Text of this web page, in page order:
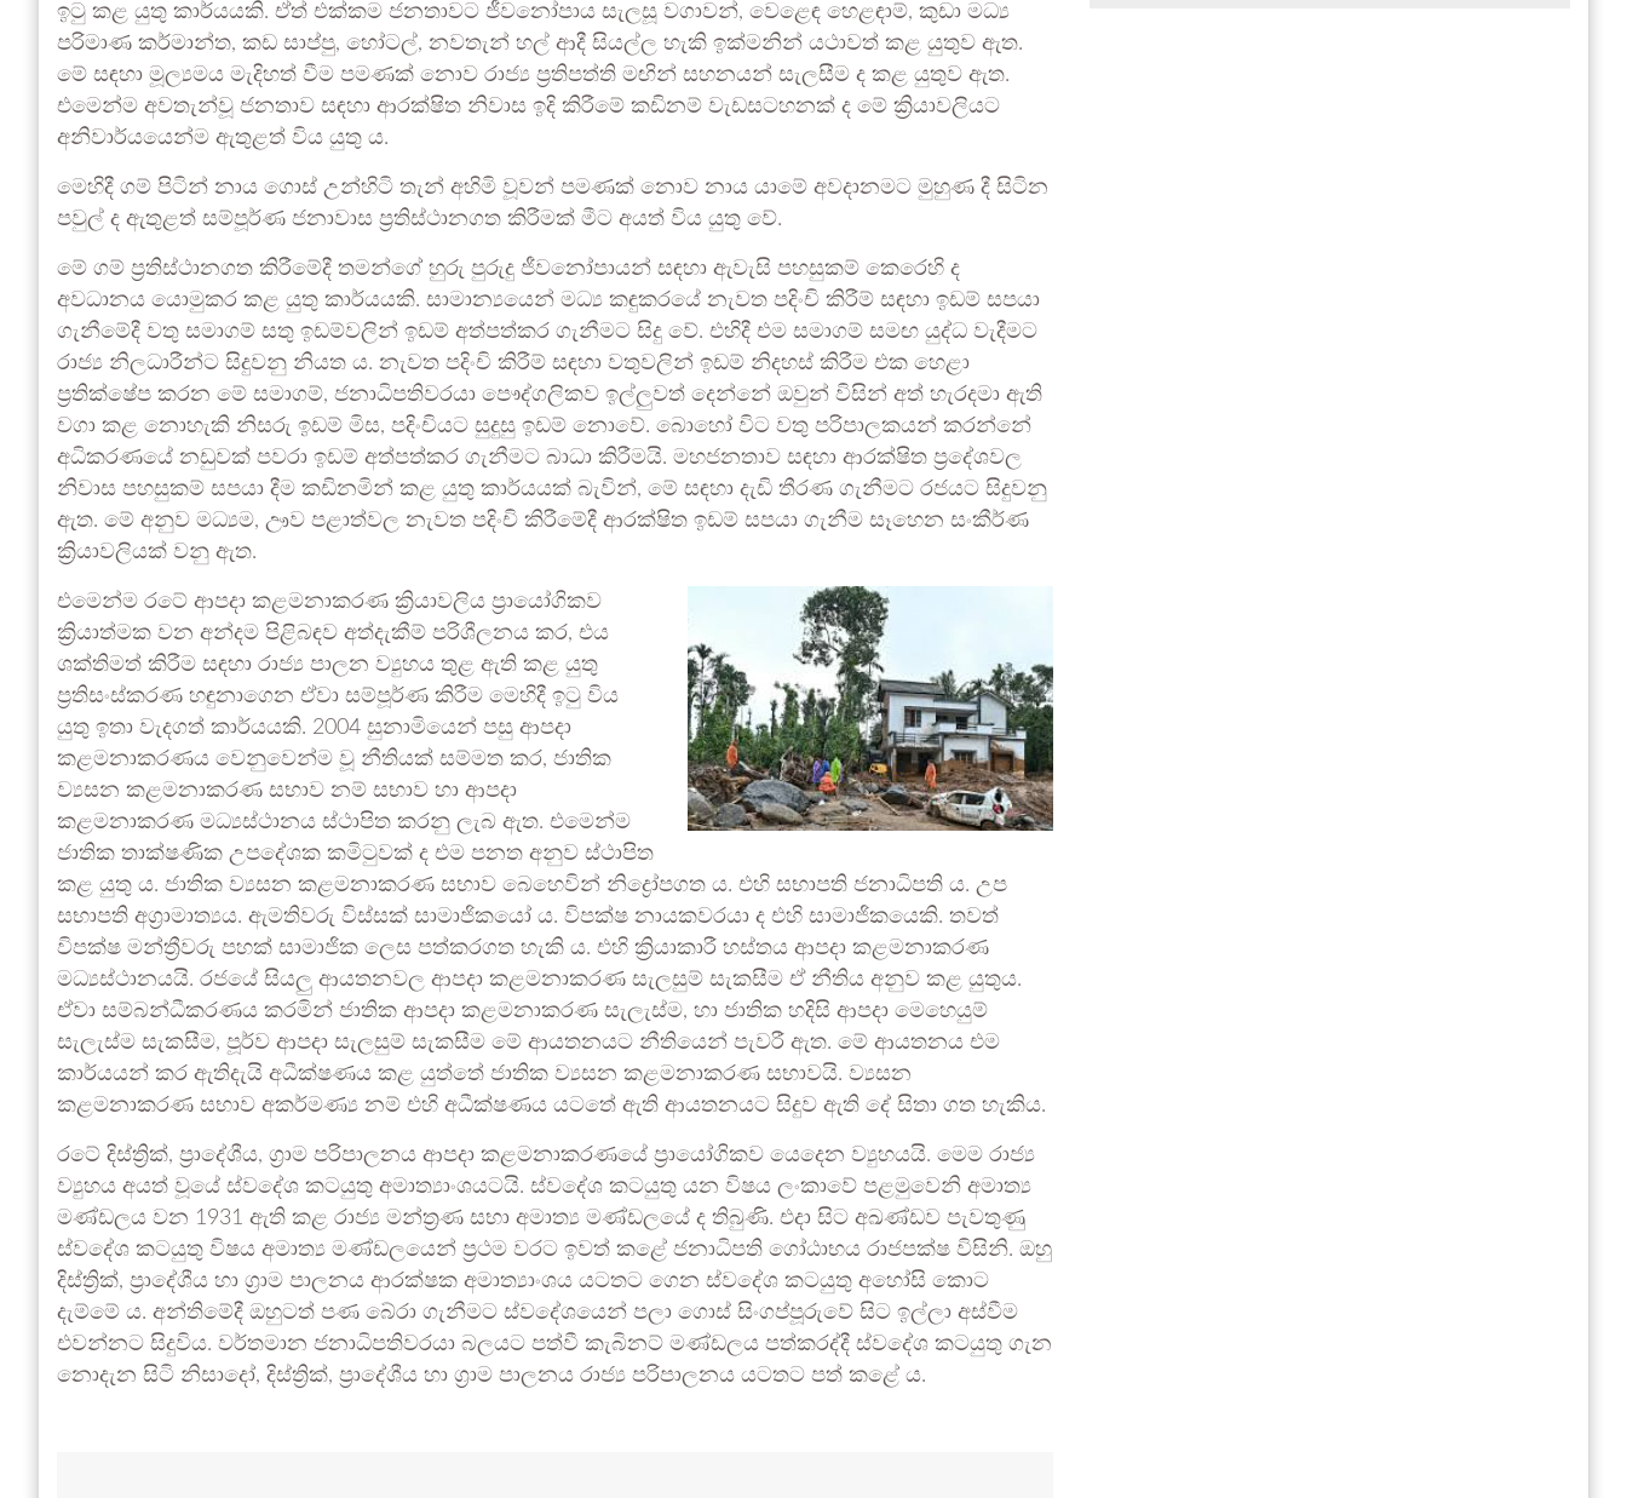
ඉටු කළ යුතු කාර්යයකි. ඒත් එක්කම ජනතාවට ජීවනෝපාය සැලසූ වගාවන්, වෙළෙඳ හෙළඳාම්, කුඩා මධ්‍ය
පරිමාණ කර්මාන්ත, කඩ සාප්පු, හෝටල්, නවතැන් හල් ආදී සියල්ල හැකි ඉක්මනින් යථාවත් කළ යුතුව ඇත.
මේ සඳහා මූල්‍යමය මැදිහත් වීම පමණක් නොව රාජ්‍ය ප්‍රතිපත්ති මඟින් සහනයන් සැලසීම ද කළ යුතුව ඇත.
එමෙන්ම අවතැන්වූ ජනතාව සඳහා ආරක්ෂිත නිවාස ඉදි කිරීමේ කඩිනම් වැඩසටහනක් ද මේ ක්‍රියාවලියට
අනිවාර්යයෙන්ම ඇතුළත් විය යුතු ය.
මෙහිදී ගම් පිටින් නාය ගොස් උන්හිටි තැන් අහිමි වූවන් පමණක් නොව නාය යාමේ අවදානමට මුහුණ දී සිටින
පවුල් ද ඇතුළත් සම්පූර්ණ ජනාවාස ප්‍රතිස්ථානගත කිරීමක් මීට අයත් විය යුතු වේ.
මේ ගම් ප්‍රතිස්ථානගත කිරීමේදී තමන්ගේ හුරු පුරුදු ජීවනෝපායන් සඳහා ඇවැසි පහසුකම් කෙරෙහි ද
අවධානය යොමුකර කළ යුතු කාර්යයකි. සාමාන්‍යයෙන් මධ්‍ය කඳුකරයේ නැවත පදිංචි කිරීම් සඳහා ඉඩම් සපයා
ගැනීමේදී වතු සමාගම් සතු ඉඩම්වලින් ඉඩම් අත්පත්කර ගැනීමට සිදු වේ. එහිදී එම සමාගම් සමඟ යුද්ධ වැදීමට
රාජ්‍ය නිලධාරීන්ට සිදුවනු නියත ය. නැවත පදිංචි කිරීම් සඳහා වතුවලින් ඉඩම් නිදහස් කිරීම එක හෙළා
ප්‍රතික්ෂේප කරන මේ සමාගම්, ජනාධිපතිවරයා පෞද්ගලිකව ඉල්ලුවත් දෙන්නේ ඔවුන් විසින් අත් හැරදමා ඇති
වගා කළ නොහැකි නිසරු ඉඩම් මිස, පදිංචියට සුදුසු ඉඩම් නොවේ. බොහෝ විට වතු පරිපාලකයන් කරන්නේ
අධිකරණයේ නඩුවක් පවරා ඉඩම් අත්පත්කර ගැනීමට බාධා කිරීමයි. මහජනතාව සඳහා ආරක්ෂිත ප්‍රදේශවල
නිවාස පහසුකම් සපයා දීම කඩිනමින් කළ යුතු කාර්යයක් බැවින්, මේ සඳහා දැඩි තීරණ ගැනීමට රජයට සිදුවනු
ඇත. මේ අනුව මධ්‍යම, ඌව පළාත්වල නැවත පදිංචි කිරීමේදී ආරක්ෂිත ඉඩම් සපයා ගැනීම සෑහෙන සංකීර්ණ
ක්‍රියාවලියක් වනු ඇත.
එමෙන්ම රටේ ආපදා කළමනාකරණ ක්‍රියාවලිය ප්‍රායෝගිකව
ක්‍රියාත්මක වන අන්දම පිළිබඳව අත්දැකීම් පරිශීලනය කර, එය
ශක්තිමත් කිරීම සඳහා රාජ්‍ය පාලන ව්‍යුහය තුළ ඇති කළ යුතු
ප්‍රතිසංස්කරණ හඳුනාගෙන ඒවා සම්පූර්ණ කිරීම මෙහිදී ඉටු විය
යුතු ඉතා වැදගත් කාර්යයකි. 2004 සුනාමියෙන් පසු ආපදා
කළමනාකරණය වෙනුවෙන්ම වූ නීතියක් සම්මත කර, ජාතික
ව්‍යසන කළමනාකරණ සභාව නම් සභාව හා ආපදා
කළමනාකරණ මධ්‍යස්ථානය ස්ථාපිත කරනු ලැබ ඇත. එමෙන්ම
ජාතික තාක්ෂණික උපදේශක කමිටුවක් ද එම පනත අනුව ස්ථාපිත
කළ යුතු ය. ජාතික ව්‍යසන කළමනාකරණ සභාව බෙහෙවින් නිද්‍රෝපගත ය. එහි සභාපති ජනාධිපති ය. උප
සභාපති අග්‍රාමාත්‍යය. ඇමතිවරු විස්සක් සාමාජිකයෝ ය. විපක්ෂ නායකවරයා ද එහි සාමාජිකයෙකි. තවත්
විපක්ෂ මන්ත්‍රීවරු පහක් සාමාජික ලෙස පත්කරගත හැකි ය. එහි ක්‍රියාකාරී හස්තය ආපදා කළමනාකරණ
මධ්‍යස්ථානයයි. රජයේ සියලු ආයතනවල ආපදා කළමනාකරණ සැලසුම් සැකසීම ඒ නීතිය අනුව කළ යුතුය.
ඒවා සම්බන්ධීකරණය කරමින් ජාතික ආපදා කළමනාකරණ සැලැස්ම, හා ජාතික හදිසි ආපදා මෙහෙයුම්
සැලැස්ම සැකසීම, පූර්ව ආපදා සැලසුම් සැකසීම මේ ආයතනයට නීතියෙන් පැවරී ඇත. මේ ආයතනය එම
කාර්යයන් කර ඇතිදැයි අධීක්ෂණය කළ යුත්තේ ජාතික ව්‍යසන කළමනාකරණ සභාවයි. ව්‍යසන
කළමනාකරණ සභාව අකර්මණ්‍ය නම් එහි අධීක්ෂණය යටතේ ඇති ආයතනයට සිදුව ඇති දේ සිතා ගත හැකිය.
රටේ දිස්ත්‍රික්, ප්‍රාදේශීය, ග්‍රාම පරිපාලනය ආපදා කළමනාකරණයේ ප්‍රායෝගිකව යෙදෙන ව්‍යුහයයි. මෙම රාජ්‍ය
ව්‍යුහය අයත් වූයේ ස්වදේශ කටයුතු අමාත්‍යාංශයටයි. ස්වදේශ කටයුතු යන විෂය ලංකාවේ පළමුවෙනි අමාත්‍ය
මණ්ඩලය වන 1931 ඇති කළ රාජ්‍ය මන්ත්‍රණ සභා අමාත්‍ය මණ්ඩලයේ ද තිබුණි. එදා සිට අඛණ්ඩව පැවතුණු
ස්වදේශ කටයුතු විෂය අමාත්‍ය මණ්ඩලයෙන් ප්‍රථම වරට ඉවත් කළේ ජනාධිපති ගෝඨාභය රාජපක්ෂ විසිනි. ඔහු
දිස්ත්‍රික්, ප්‍රාදේශීය හා ග්‍රාම පාලනය ආරක්ෂක අමාත්‍යාංශය යටතට ගෙන ස්වදේශ කටයුතු අහෝසි කොට
දැම්මේ ය. අන්තිමේදී ඔහුටත් පණ බේරා ගැනීමට ස්වදේශයෙන් පලා ගොස් සිංගප්පූරුවේ සිට ඉල්ලා අස්වීම
එවන්නට සිදුවිය. වර්තමාන ජනාධිපතිවරයා බලයට පත්වී කැබිනට් මණ්ඩලය පත්කරද්දී ස්වදේශ කටයුතු ගැන
නොදැන සිටි නිසාදෝ, දිස්ත්‍රික්, ප්‍රාදේශීය හා ග්‍රාම පාලනය රාජ්‍ය පරිපාලනය යටතට පත් කළේ ය.